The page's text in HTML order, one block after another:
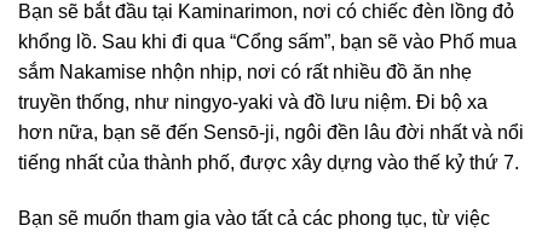
Bạn sẽ bắt đầu tại Kaminarimon, nơi có chiếc đèn lồng đỏ
khổng lồ. Sau khi đi qua “Cổng sấm”, bạn sẽ vào Phố mua
sắm Nakamise nhộn nhịp, nơi có rất nhiều đồ ăn nhẹ
truyền thống, như ningyo-yaki và đồ lưu niệm. Đi bộ xa
hơn nữa, bạn sẽ đến Sensō-ji, ngôi đền lâu đời nhất và nổi
tiếng nhất của thành phố, được xây dựng vào thế kỷ thứ 7.
Bạn sẽ muốn tham gia vào tất cả các phong tục, từ việc